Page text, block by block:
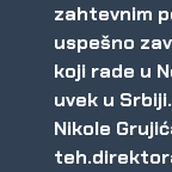
zahtevnim
uspešno
koji rade u
uvek u
Nikole